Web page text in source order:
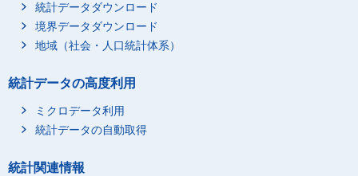
統計データダウンロード
境界データダウンロード
地域（社会・人口統計体系）
統計データの高度利用
ミクロデータ利用
統計データの自動取得
統計関連情報